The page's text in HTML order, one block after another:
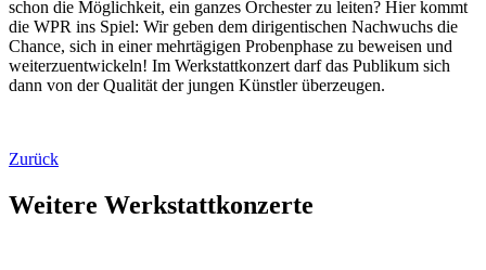
schon die Möglichkeit, ein ganzes Orchester zu leiten? Hier kommt
die WPR ins Spiel: Wir geben dem dirigentischen Nachwuchs die
Chance, sich in einer mehrtägigen Probenphase zu beweisen und
weiterzuentwickeln! Im Werkstattkonzert darf das Publikum sich
dann von der Qualität der jungen Künstler überzeugen.
Zurück
Weitere Werkstattkonzerte